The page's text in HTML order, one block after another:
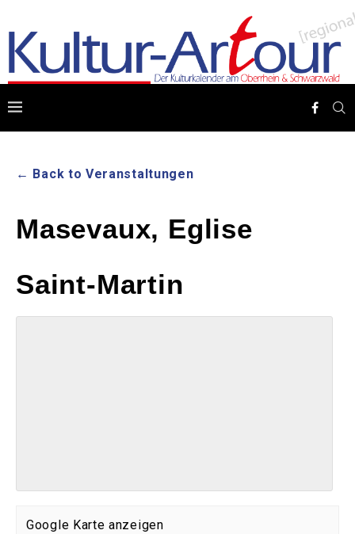
← Back to Veranstaltungen
Masevaux, Eglise
Saint-Martin
Google Karte anzeigen